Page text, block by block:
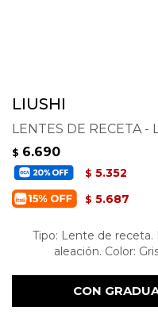
LIUSHI
LENTES DE RECETA -
$ 6.690
$ 5.352
$ 5.687
Tipo: Lente de receta.
aleación. Color:
CON